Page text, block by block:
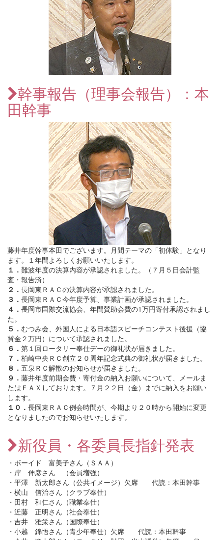
幹事報告（理事会報告）：本
田幹事
藤井年度幹事本田でございます。月間テーマの「初体験」となり
ます。１年間よろしくお願いいたします。
１． 難波年度の決算内容が承認されました。（７月５日会計監
査・報告済）
２． 長岡東ＲＡＣの決算内容が承認されました。
３． 長岡東ＲＡＣ今年度予算、事業計画が承認されました。
４． 長岡市国際交流協会、年間賛助会費の1万円寄付承認されまし
た。
５． むつみ会、外国人による日本語スピーチコンテスト後援（協
賛金２万円）について承認されました。
６． 第１回ロータリー奉仕デーの御礼状が届きました。
７． 柏崎中央ＲＣ創立２０周年記念式典の御礼状が届きました。
８． 五泉ＲＣ解散のお知らせが届きました。
９． 藤井年度前期会費・寄付金の納入お願いについて、メールま
たはＦＡＸしております。７月２２日（金）までに納入をお願い
します。
１０． 長岡東ＲＡＣ例会時間が、今期より２０時から開始に変更
となりましたのでお知らせいたします。
新役員・各委員長指針発表
・ボーイド 富美子さん（ＳＡＡ）
・岸 伸彦さん （会員増強）
・平澤 新太郎さん（公共イメージ）欠席 代読：本田幹事
・横山 信治さん（クラブ奉仕）
・田村 和仁さん（職業奉仕）
・近藤 正明さん（社会奉仕）
・吉井 雅栄さん（国際奉仕）
・小越 錦悟さん（青少年奉仕）欠席 代読：本田幹事